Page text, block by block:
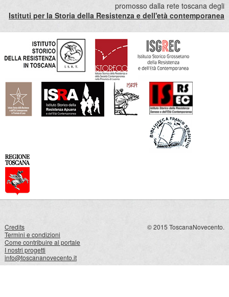
promosso dalla rete toscana degli
Istituti per la Storia della Resistenza e dell'età contemporanea
Credits
Termini e condizioni
Come contribuire al portale
I nostri progetti
info@toscananovecento.it
© 2015 ToscanaNovecento.